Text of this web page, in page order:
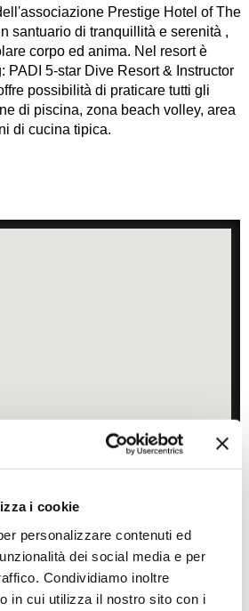
i cookie
personalizzare contenuti ed
dei social media e per
Condividiamo inoltre
in cui utilizza il nostro sito con i
Prestige Hotel of The
santuario di tranquillità e serenità ,
corpo ed anima. Nel resort è
PADI 5-star Dive Resort & Instructor
possibilità di praticare tutti gli
di piscina, zona beach volley, area
di cucina tipica.
Minimize map